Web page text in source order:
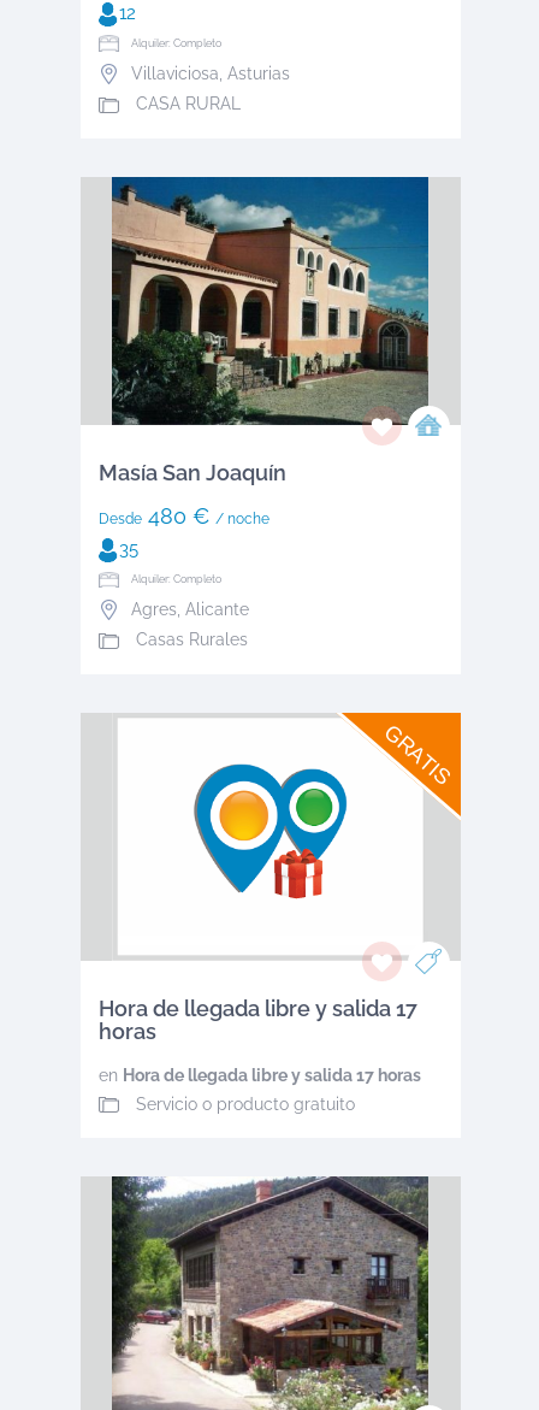
12
Alquiler: Completo
Villaviciosa Asturias
CASA RURAL
Masía San Joaquín
Desde480 € / noche
35
Alquiler: Completo
Agres, Alicante
Casas Rurales
GRATIS
Hora de llegada libre y salida 17
horas
en Hora de llegada libre y salida 17 horas
Servicio o producto gratuito